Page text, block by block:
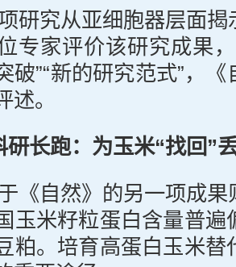
研究从亚细胞器层面
专家评价该研究成果
破”“新的研究范式”，
。
长跑： 为玉米“找回”
《自然》的另一项成
玉米籽粒蛋白含量普遍
粕。培育高蛋白玉米替